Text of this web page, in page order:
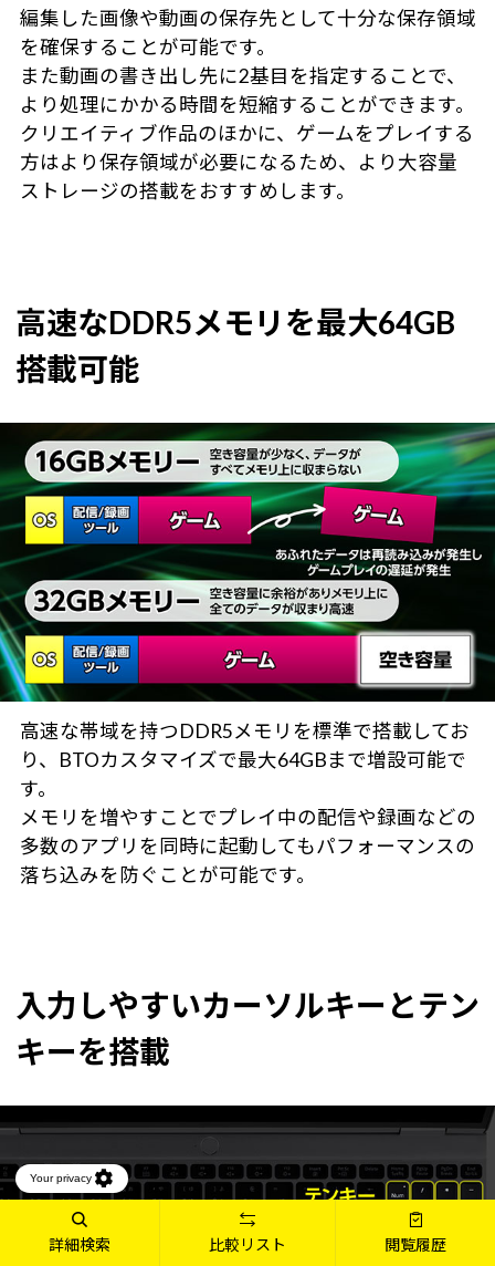
編集した画像や動画の保存先として十分な保存領域
を確保することが可能です。
また動画の書き出し先に2基目を指定することで、
より処理にかかる時間を短縮することができます。
クリエイティブ作品のほかに、ゲームをプレイする
方はより保存領域が必要になるため、より大容量
ストレージの搭載をおすすめします。
高速なDDR5メモリを最大64GB
搭載可能
高速な帯域を持つDDR5メモリを標準で搭載してお
り、BTOカスタマイズで最大64GBまで増設可能で
す。
メモリを増やすことでプレイ中の配信や録画などの
多数のアプリを同時に起動してもパフォーマンスの
落ち込みを防ぐことが可能です。
入力しやすいカーソルキーとテン
キーを搭載
詳細検索 比較リスト 閲覧履歴